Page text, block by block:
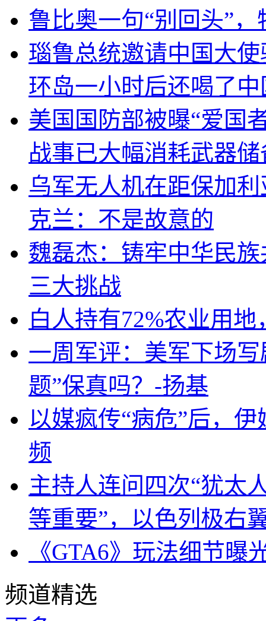
鲁比奥一句“别回头”
瑙鲁总统邀请中国大
环岛一小时后还喝了
美国国防部被曝“爱国
战事已大幅消耗武器储
乌军无人机在距保加
克兰：不是故意的
魏磊杰：铸牢中华民
三大挑战
白人持有72%农业用
一周军评：美军下场
题”保真吗？-扬基
以媒疯传“病危”后，
频
主持人连问四次“犹太
等重要”，以色列极右
《GTA6》玩法细节
频道精选